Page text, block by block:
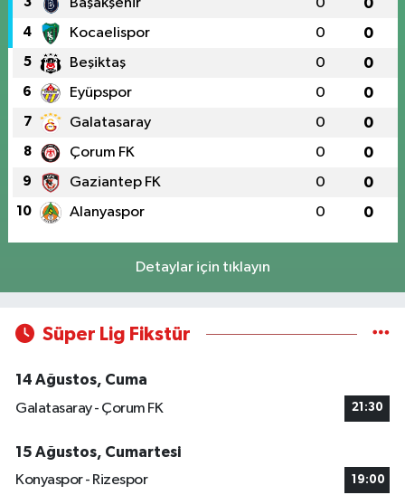
Başakşehir 0 0
4 Kocaelispor 0 0
5 Beşiktaş 0 0
6 Eyüpspor 0 0
7 Galatasaray 0 0
8 Çorum FK 0 0
9 Gaziantep FK 0 0
10 Alanyaspor 0 0
Detaylar için tıklayın
Süper Lig Fikstür
14 Ağustos, Cuma
Galatasaray - Çorum FK
21:30
15 Ağustos, Cumartesi
Konyaspor - Rizespor
19:00